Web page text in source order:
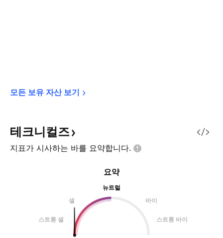
모든 보유 자산 보기
테크니컬즈
지표가 시사하는 바를 요약합니다.
요약
뉴트럴
셀
바이
스트롱 셀 스트롱 바이